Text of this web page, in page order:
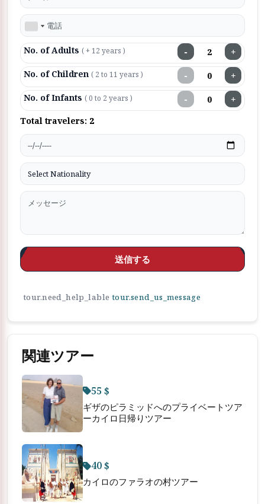
No. of Adults ( + 12 years ) − +
No. of Children ( 2 to 11 years ) − +
No. of Infants ( 0 to 2 years ) − +
Total travelers: 2
送信する
tour.need_help_lable tour.send_us_message
関連ツアー
55 $
ギザのピラミッドへのプライベートツア
ーカイロ日帰りツアー
40 $
カイロのファラオの村ツアー